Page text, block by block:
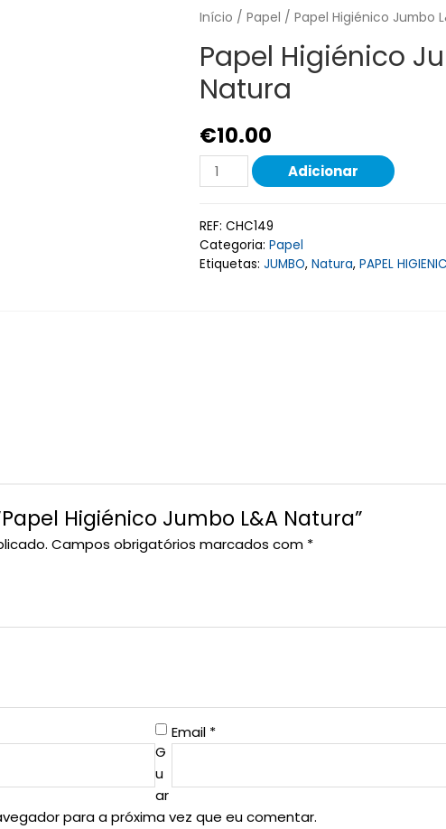
Início / Papel / Papel Higiénico Jumbo
Papel Higiénico
Natura
€10.00
Adicionar
REF: CHC149
Categoria: Papel
Etiquetas: JUMBO, Natura, PAPEL
Higiénico Jumbo L&A Natura”
Campos obrigatórios marcados com *
Email *
G
u
ar
para a próxima vez que eu comentar.